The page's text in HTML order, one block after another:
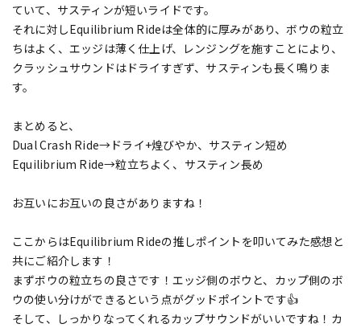
ていて、サスティンが短いライドです。
それに対しEquilibrium Rideは全体的に厚みがあり、ボウの粒立
ちはよく、エッジは薄く仕上げ、レンジングを施すことにより、
クラッシュサウンドはドライすぎず、サスティンも長く鳴りま
す。
まとめると、
Dual Crash Ride→ドライ+煌びやか、サスティン短め
Equilibrium Ride→粒立ちよく、サスティン長め
お互いにお互いの良さがありますね！
ここからはEquilibrium Rideの推しポイントを叩いてみた感想と
共にご紹介します！
まずボウの粒立ちの良さです！エッジ側のボウと、カップ側のボ
ウの使い分けができるという点がグッドポイントです👍
そして、しっかりなってくれるカップサウンドがいいですね！カ